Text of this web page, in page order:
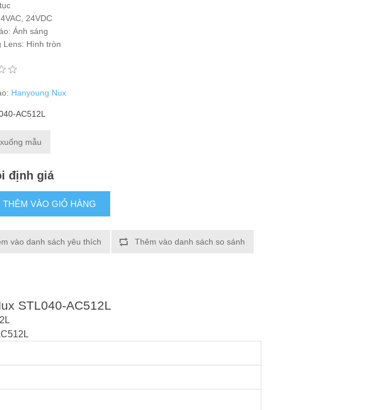
24VDC
Ánh sáng
Lens: Hình tròn
Hanyoung Nux
AC512L
mẫu
định giá
THÊM VÀO GIỎ HÀNG
vào danh sách yêu thích Thêm vào danh sách so sánh
STL040-AC512L